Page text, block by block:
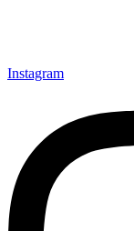
Instagram